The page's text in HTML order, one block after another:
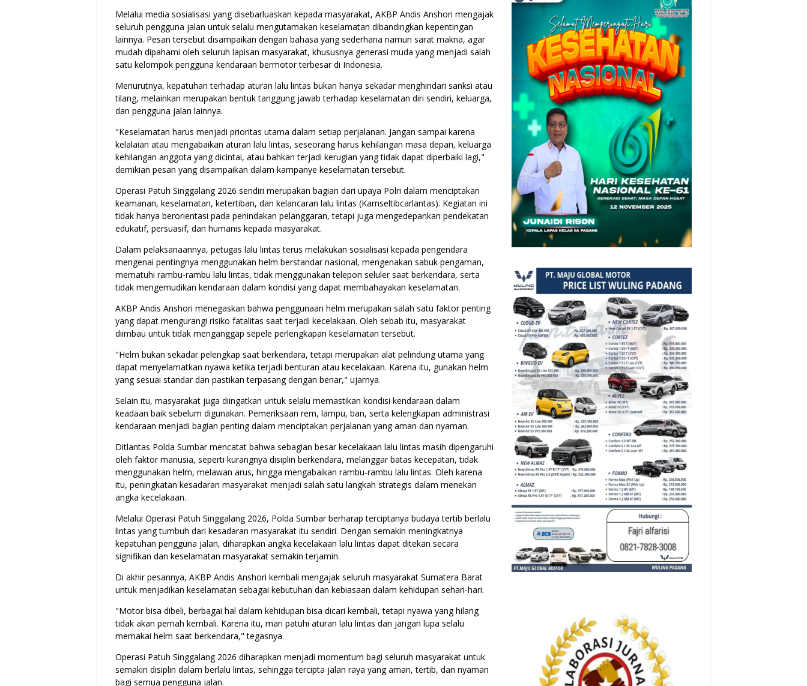
Melalui media sosialisasi yang disebarluaskan kepada masyarakat, AKBP Andis Anshori mengajak
seluruh pengguna jalan untuk selalu mengutamakan keselamatan dibandingkan kepentingan
lainnya. Pesan tersebut disampaikan dengan bahasa yang sederhana namun sarat makna, agar
mudah dipahami oleh seluruh lapisan masyarakat, khususnya generasi muda yang menjadi salah
satu kelompok pengguna kendaraan bermotor terbesar di Indonesia.
Menurutnya, kepatuhan terhadap aturan lalu lintas bukan hanya sekadar menghindari sanksi atau
tilang, melainkan merupakan bentuk tanggung jawab terhadap keselamatan diri sendiri, keluarga,
dan pengguna jalan lainnya.
"Keselamatan harus menjadi prioritas utama dalam setiap perjalanan. Jangan sampai karena
kelalaian atau mengabaikan aturan lalu lintas, seseorang harus kehilangan masa depan, keluarga
kehilangan anggota yang dicintai, atau bahkan terjadi kerugian yang tidak dapat diperbaiki lagi,"
demikian pesan yang disampaikan dalam kampanye keselamatan tersebut.
Operasi Patuh Singgalang 2026 sendiri merupakan bagian dari upaya Polri dalam menciptakan
keamanan, keselamatan, ketertiban, dan kelancaran lalu lintas (Kamseltibcarlantas). Kegiatan ini
tidak hanya berorientasi pada penindakan pelanggaran, tetapi juga mengedepankan pendekatan
edukatif, persuasif, dan humanis kepada masyarakat.
Dalam pelaksanaannya, petugas lalu lintas terus melakukan sosialisasi kepada pengendara
mengenai pentingnya menggunakan helm berstandar nasional, mengenakan sabuk pengaman,
mematuhi rambu-rambu lalu lintas, tidak menggunakan telepon seluler saat berkendara, serta
tidak mengemudikan kendaraan dalam kondisi yang dapat membahayakan keselamatan.
AKBP Andis Anshori menegaskan bahwa penggunaan helm merupakan salah satu faktor penting
yang dapat mengurangi risiko fatalitas saat terjadi kecelakaan. Oleh sebab itu, masyarakat
diimbau untuk tidak menganggap sepele perlengkapan keselamatan tersebut.
"Helm bukan sekadar pelengkap saat berkendara, tetapi merupakan alat pelindung utama yang
dapat menyelamatkan nyawa ketika terjadi benturan atau kecelakaan. Karena itu, gunakan helm
yang sesuai standar dan pastikan terpasang dengan benar," ujarnya.
Selain itu, masyarakat juga diingatkan untuk selalu memastikan kondisi kendaraan dalam
keadaan baik sebelum digunakan. Pemeriksaan rem, lampu, ban, serta kelengkapan administrasi
kendaraan menjadi bagian penting dalam menciptakan perjalanan yang aman dan nyaman.
Ditlantas Polda Sumbar mencatat bahwa sebagian besar kecelakaan lalu lintas masih dipengaruhi
oleh faktor manusia, seperti kurangnya disiplin berkendara, melanggar batas kecepatan, tidak
menggunakan helm, melawan arus, hingga mengabaikan rambu-rambu lalu lintas. Oleh karena
itu, peningkatan kesadaran masyarakat menjadi salah satu langkah strategis dalam menekan
angka kecelakaan.
Melalui Operasi Patuh Singgalang 2026, Polda Sumbar berharap terciptanya budaya tertib berlalu
lintas yang tumbuh dari kesadaran masyarakat itu sendiri. Dengan semakin meningkatnya
kepatuhan pengguna jalan, diharapkan angka kecelakaan lalu lintas dapat ditekan secara
signifikan dan keselamatan masyarakat semakin terjamin.
Di akhir pesannya, AKBP Andis Anshori kembali mengajak seluruh masyarakat Sumatera Barat
untuk menjadikan keselamatan sebagai kebutuhan dan kebiasaan dalam kehidupan sehari-hari.
"Motor bisa dibeli, berbagai hal dalam kehidupan bisa dicari kembali, tetapi nyawa yang hilang
tidak akan pernah kembali. Karena itu, mari patuhi aturan lalu lintas dan jangan lupa selalu
memakai helm saat berkendara," tegasnya.
Operasi Patuh Singgalang 2026 diharapkan menjadi momentum bagi seluruh masyarakat untuk
semakin disiplin dalam berlalu lintas, sehingga tercipta jalan raya yang aman, tertib, dan nyaman
bagi semua pengguna jalan.